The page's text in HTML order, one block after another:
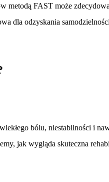
FAST może
dla odzyskania
bólu, niestabilności i
jak wygląda skuteczna